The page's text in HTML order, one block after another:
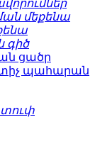
մեքենա
գիծ
տուփ